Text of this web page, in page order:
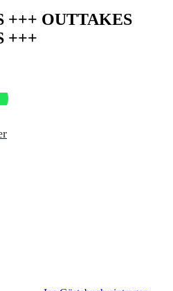
+++ OUTTAKES
+++